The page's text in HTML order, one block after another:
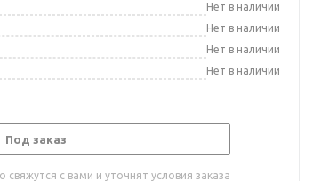
Нет в наличии
Нет в наличии
Нет в наличии
Нет в наличии
Под заказ
с вами и уточнят условия заказа